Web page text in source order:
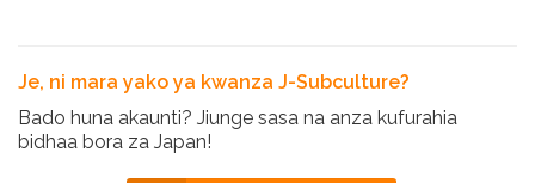
Je, ni mara yako ya kwanza J-Subculture?
Bado huna akaunti? Jiunge sasa na anza kufurahia
bidhaa bora za Japan!